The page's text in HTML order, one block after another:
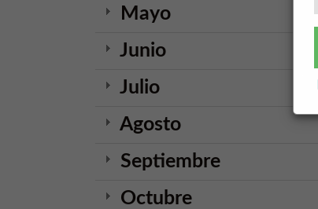
Mayo
Junio
Julio
Agosto
Septiembre
Octubre